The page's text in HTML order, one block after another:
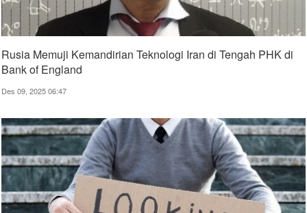
Rusia Memuji Kemandirian Teknologi Iran di Tengah PHK di
Bank of England
Des 09, 2025 06:47